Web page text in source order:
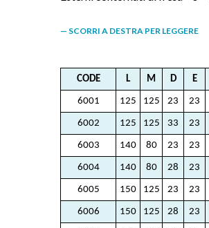
— SCORRI A DESTRA PER LEGGERE
CODE L M D E
6001 125 125 23 23
6002 125 125 33 23
6003 140 80 23 23
6004 140 80 28 23
6005 150 125 23 23
6006 150 125 28 23